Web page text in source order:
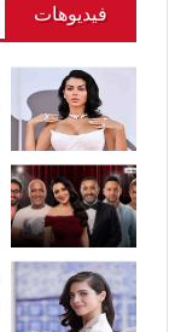
فيديوهات